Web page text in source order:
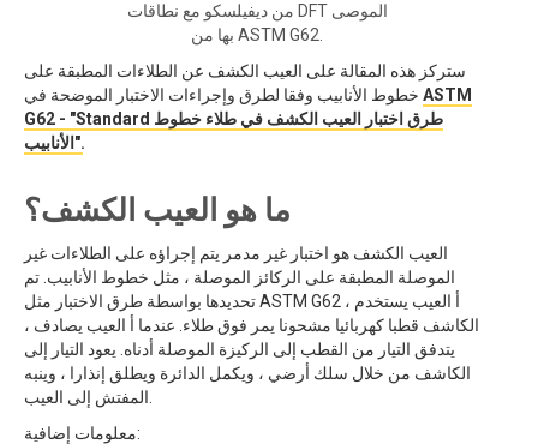
من ديفيلسكو مع نطاقات DFT الموصى
بها من ASTM G62.
ستركز هذه المقالة على العيب الكشف عن الطلاءات المطبقة على
ASTM
G62 - "Standard طرق اختبار العيب الكشف في طلاء خطوط
الأنابيب".
ما هو العيب الكشف؟
العيب الكشف هو اختبار غير مدمر يتم إجراؤه على الطلاءات غير
الموصلة المطبقة على الركائز الموصلة ، مثل خطوط الأنابيب. تم
تحديدها بواسطة طرق الاختبار مثل ASTM G62 ، أ العيب يستخدم
الكاشف قطبا كهربائيا مشحونا يمر فوق طلاء. عندما أ العيب يصادف ،
يتدفق التيار من القطب إلى الركيزة الموصلة أدناه. يعود التيار إلى
الكاشف من خلال سلك أرضي ، ويكمل الدائرة ويطلق إنذارا ، وينبه
معلومات إضافية: